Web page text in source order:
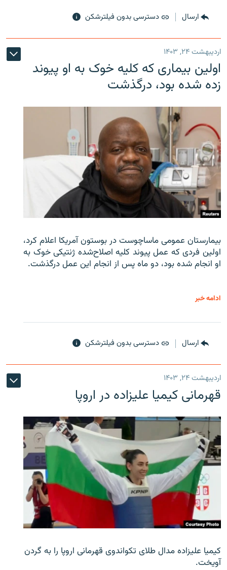
ارسال دسترسی بدون فیلترشکن
اردیبهشت ۲۴, ۱۴۰۳
اولین بیماری که کلیه خوک به او پیوند
زده شده بود، درگذشت
بیمارستان عمومی ماساچوست در بوستون آمریکا اعلام کرد،
اولین فردی که عمل پیوند کلیه اصلاح‌شده ژنتیکی خوک به
او انجام شده بود، دو ماه پس از انجام این عمل درگذشت.
ادامه خبر
ارسال دسترسی بدون فیلترشکن
اردیبهشت ۲۴, ۱۴۰۳
قهرمانی کیمیا علیزاده در اروپا
کیمیا علیزاده مدال طلای تکواندوی قهرمانی اروپا را به گردن
آویخت.